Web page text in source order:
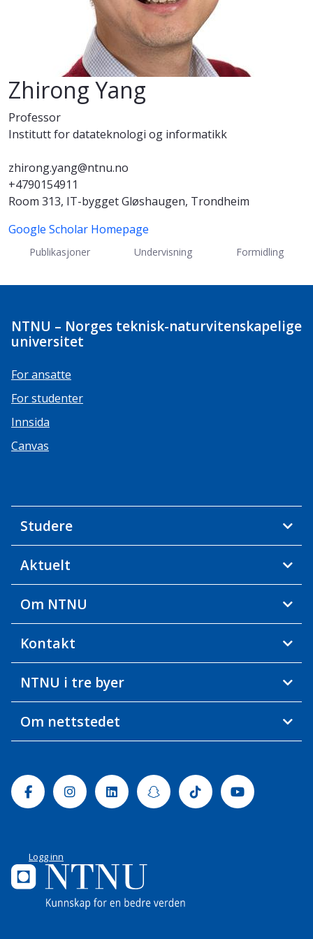
Zhirong Yang
Professor
Institutt for datateknologi og informatikk
zhirong.yang@ntnu.no
+4790154911
Room 313, IT-bygget Gløshaugen, Trondheim
Google Scholar Homepage
Publikasjoner Undervisning Formidling
NTNU – Norges teknisk-naturvitenskapelige
universitet
For ansatte
For studenter
Innsida
Canvas
Studere
Aktuelt
Om NTNU
Kontakt
NTNU i tre byer
Om nettstedet
FacebookInstagramLinkedinSnapchatTiktok Youtube
Logg inn